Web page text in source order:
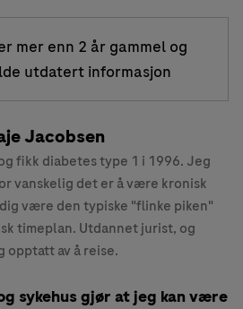
mer enn 2 år gammel og
utdatert informasjon
Jacobsen
fikk diabetes type 1 i 1996. Jeg
vanskelig det er å være kronisk
være den typiske "flinke piken"
timeplan. Utdannet jurist, og
opptatt av å reise.
sykehus gjør at jeg kan være